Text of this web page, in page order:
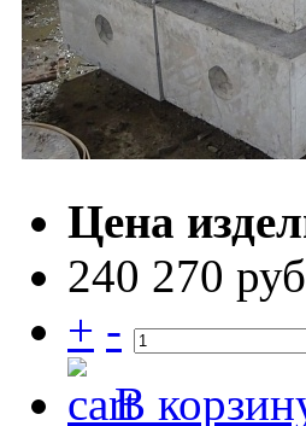
Цена
240 270
+ -
В